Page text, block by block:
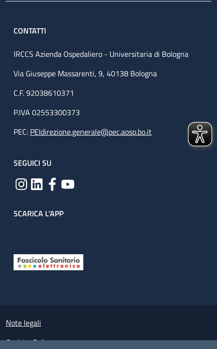
CONTATTI
IRCCS Azienda Ospedaliero - Universitaria di Bologna
Via Giuseppe Massarenti, 9, 40138 Bologna
C.F. 92038610371
P.IVA 02553300373
PEC: PEIdirezione.generale@pec.aosp.bo.it
SEGUICI SU
SCARICA L'APP
Small prints
Note legali
Cookies Policy